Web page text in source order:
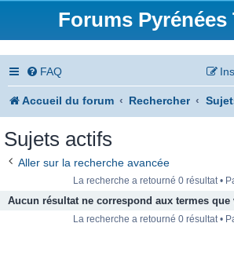
Forums Pyrénées
FAQ
Accueil du forum Rechercher
Sujets actifs
Aller sur la recherche avancée
La recherche a retourné 0 résultat •
Aucun résultat ne correspond aux termes que
La recherche a retourné 0 résultat •